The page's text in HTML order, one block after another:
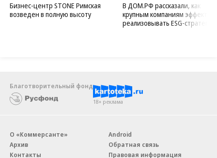
Бизнес-центр STONE Римская
возведен в полную высоту
В ДОМ.РФ рассказали, как
крупным компаниям
реализовывать ESG-стратегию
Благотворительный фонд
18+ реклама
О «Коммерсанте»
Архив
Контакты
Android
Обратная связь
Правовая информация